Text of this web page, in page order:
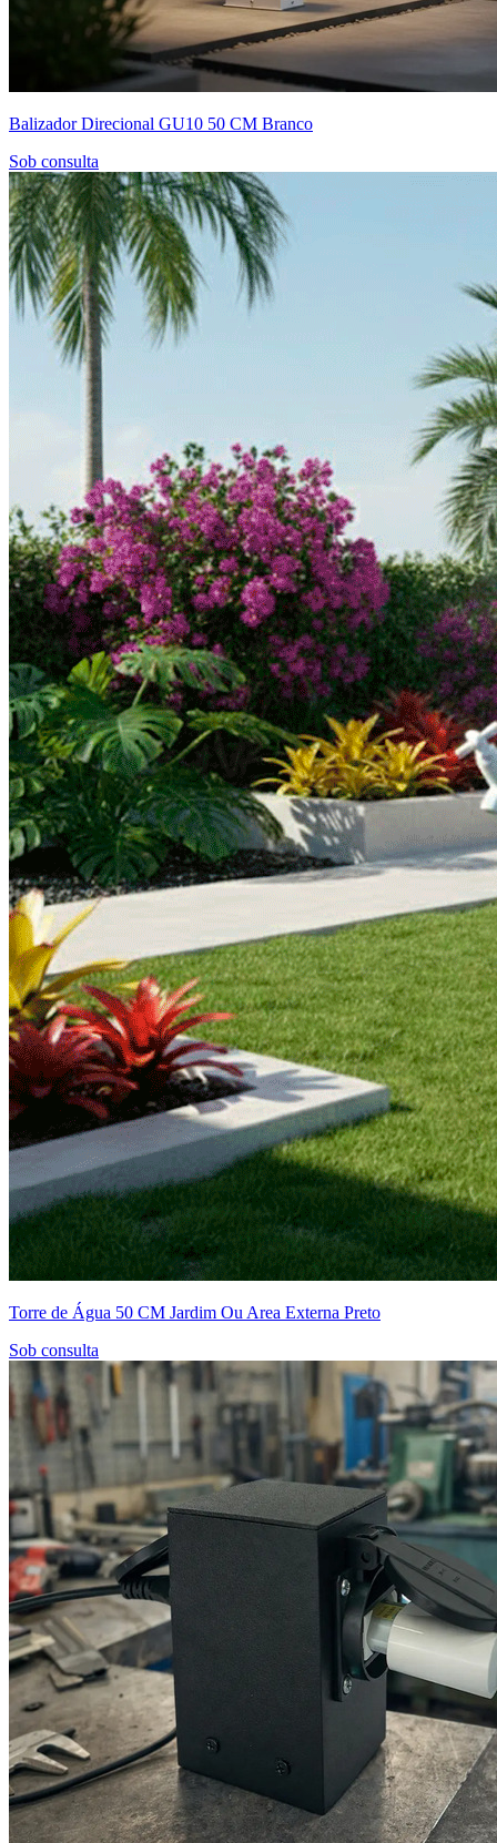
Balizador Direcional GU10 50 CM Branco
Sob consulta
Torre de Água 50 CM Jardim Ou Area Externa Preto
Sob consulta